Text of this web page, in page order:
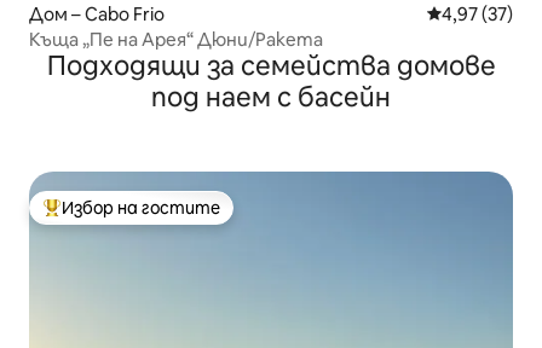
Дом – Cabo Frio Средна
4,97 (37)
Къща „Пе на Арея“ Дюни/Ракета
Подходящи за семейства домове
под наем с басейн
Най-популярен избор на гостите
Избор на гостите